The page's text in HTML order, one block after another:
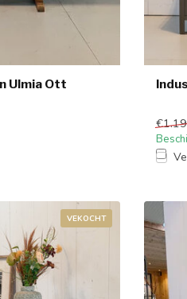
Ulmia Ott
VEKOCHT